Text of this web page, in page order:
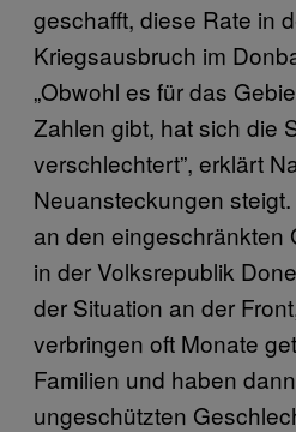
geschafft, diese Rate in
Kriegsausbruch im
„Obwohl es für das
Zahlen gibt, hat sich die
verschlechtert”, erklärt
Neuansteckungen
an den eingeschränkten
in der Volksrepublik
der Situation an der
verbringen oft Monate
Familien und haben
ungeschützten